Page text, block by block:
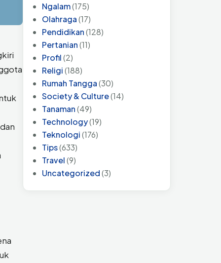
Ngalam(175)
Olahraga(17)
Pendidikan(128)
Pertanian(11)
Profil(2)
Religi(188)
Rumah Tangga(30)
Society & Culture(14)
Tanaman(49)
Technology(19)
Teknologi(176)
Tips(633)
Travel(9)
Uncategorized(3)